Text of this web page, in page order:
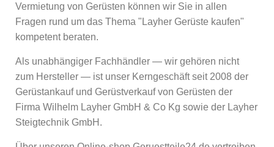
Vermietung von Gerüsten können wir Sie in allen
Fragen rund um das Thema "Layher Gerüste kaufen"
kompetent beraten.
Als unabhängiger Fachhändler — wir gehören nicht
zum Hersteller — ist unser Kerngeschäft seit 2008 der
Gerüstankauf und Gerüstverkauf von Gerüsten der
Firma Wilhelm Layher GmbH & Co Kg sowie der Layher
Steigtechnik GmbH.